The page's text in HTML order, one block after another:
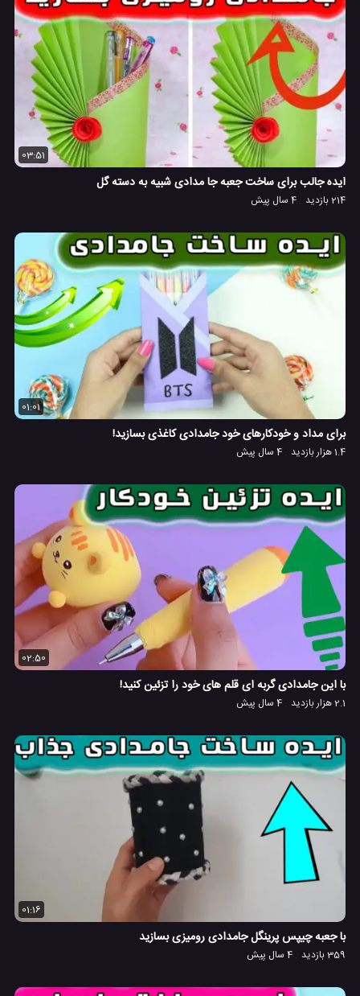
03:51
ایده جالب برای ساخت جعبه جا مدادی شبیه به دسته گل
214 بازدید 4 سال پیش
01:01
برای مداد و خودکارهای خود جامدادی کاغذی بسازید!
1.4 هزار بازدید 4 سال پیش
02:50
با این جامدادی گربه ای قلم های خود را تزئین کنید!
2.1 هزار بازدید 4 سال پیش
01:16
با جعبه چیپس پرینگل جامدادی رومیزی بسازید
359 بازدید 4 سال پیش